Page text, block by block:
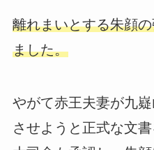
離れまいとする朱顔
ました。
やがて赤王夫妻が九
させようと正式な文書